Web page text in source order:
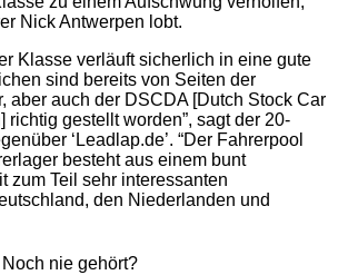
Nick Antwerpen lobt.
Klasse verläuft sicherlich in eine gute
sind bereits von Seiten der
aber auch der DSCDA [Dutch Stock Car
richtig gestellt worden”, sagt der 20-
‘Leadlap.de’. “Der Fahrerpool
besteht aus einem bunt
zum Teil sehr interessanten
den Niederlanden und
nie gehört?